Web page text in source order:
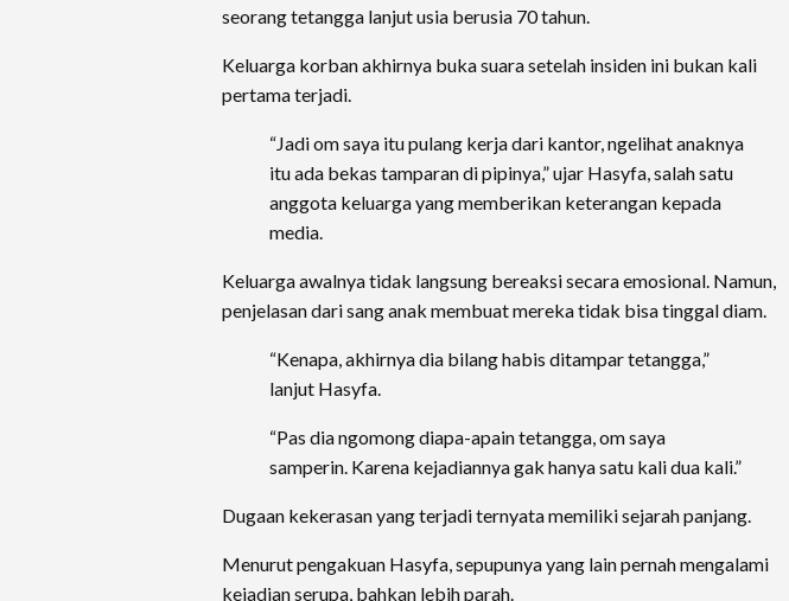
seorang tetangga lanjut usia berusia 70 tahun.
Keluarga korban akhirnya buka suara setelah insiden ini bukan kali
pertama terjadi.
“Jadi om saya itu pulang kerja dari kantor, ngelihat anaknya
itu ada bekas tamparan di pipinya,” ujar Hasyfa, salah satu
anggota keluarga yang memberikan keterangan kepada
media.
Keluarga awalnya tidak langsung bereaksi secara emosional. Namun,
penjelasan dari sang anak membuat mereka tidak bisa tinggal diam.
“Kenapa, akhirnya dia bilang habis ditampar tetangga,”
lanjut Hasyfa.
“Pas dia ngomong diapa-apain tetangga, om saya
samperin. Karena kejadiannya gak hanya satu kali dua kali.”
Dugaan kekerasan yang terjadi ternyata memiliki sejarah panjang.
Menurut pengakuan Hasyfa, sepupunya yang lain pernah mengalami
kejadian serupa, bahkan lebih parah.